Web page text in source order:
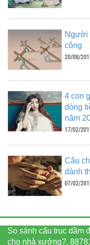
Người
công
20/08/
4 con
dòng
năm
17/02/
Câu
dành
07/02/
So sánh cẩu trục dầm
cho nhà xưởng?,